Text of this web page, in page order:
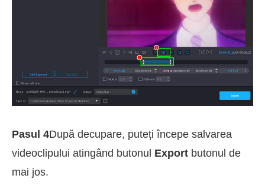
Pasul 4După decupare, puteți începe salvarea
videoclipului atingând butonul Export butonul de
mai jos.